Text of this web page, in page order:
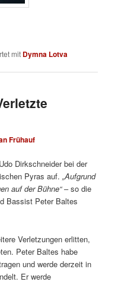
mit Dymna Lotva
Frühauf
Dirkschneider bei der
Pyras auf.„Aufgrund
auf der Bühne“– so die
Bassist Peter Baltes
Verletzungen erlitten,
Peter Baltes habe
und werde derzeit in
Er werde